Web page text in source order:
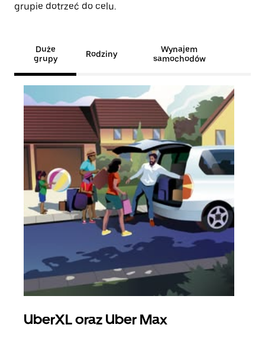
grupie dotrzeć do celu.
Duże
grupy
Rodziny
Wynajem
samochodów
UberXL oraz Uber Max